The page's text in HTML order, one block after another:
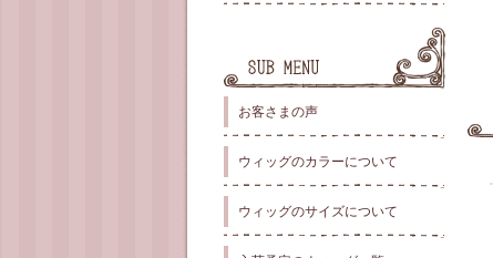
お客さまの声
ウィッグのカラーについて
ウィッグのサイズについて